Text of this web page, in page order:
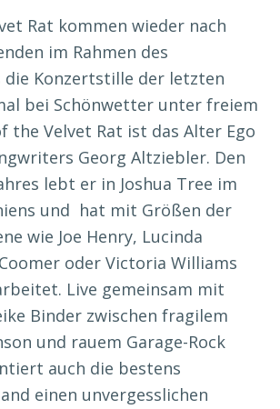
Rat kommen wieder nach
im Rahmen des
die Konzertstille der letzten
bei Schönwetter unter freiem
the Velvet Rat ist das Alter Ego
Georg Altziebler. Den
lebt er in Joshua Tree im
und hat mit Größen der
wie Joe Henry, Lucinda
oder Victoria Williams
Live gemeinsam mit
Binder zwischen fragilem
und rauem Garage-Rock
auch die bestens
einen unvergesslichen